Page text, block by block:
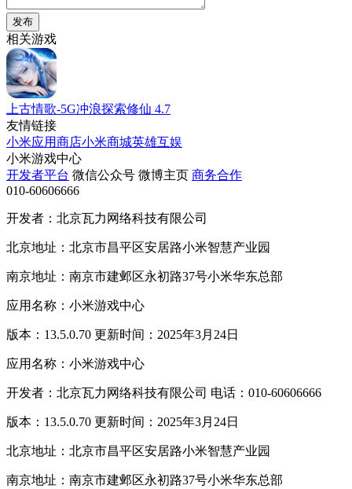
发布
相关游戏
上古情歌-5G冲浪探索修仙 4.7
友情链接
小米应用商店小米商城英雄互娱
小米游戏中心
开发者平台 微信公众号 微博主页 商务合作
010-60606666
开发者：北京瓦力网络科技有限公司
北京地址：北京市昌平区安居路小米智慧产业园
南京地址：南京市建邺区永初路37号小米华东总部
应用名称：小米游戏中心
版本：13.5.0.70 更新时间：2025年3月24日
应用名称：小米游戏中心
开发者：北京瓦力网络科技有限公司 电话：010-60606666
版本：13.5.0.70 更新时间：2025年3月24日
北京地址：北京市昌平区安居路小米智慧产业园
南京地址：南京市建邺区永初路37号小米华东总部